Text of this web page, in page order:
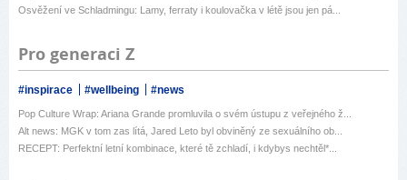
Osvěžení ve Schladmingu: Lamy, ferraty i koulovačka v létě jsou jen pá...
Pro generaci Z
#inspirace #wellbeing #news
Pop Culture Wrap: Ariana Grande promluvila o svém ústupu z veřejného ž...
Alt news: MGK v tom zas lítá, Jared Leto byl obviněný ze sexuálního ob...
RECEPT: Perfektní letní kombinace, které tě zchladí, i kdybys nechtěl*...